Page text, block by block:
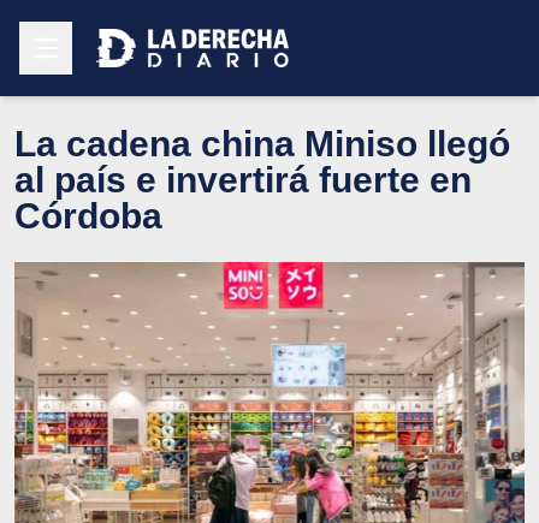
La cadena china Miniso llegó
al país e invertirá fuerte en
Córdoba